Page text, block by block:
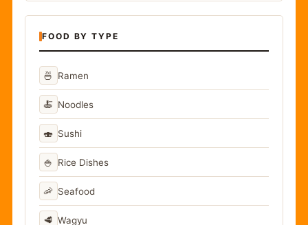
FOOD BY TYPE
🍜 Ramen
🍝 Noodles
🍣 Sushi
🍚 Rice Dishes
🦐 Seafood
🥩 Wagyu